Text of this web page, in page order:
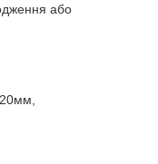
або